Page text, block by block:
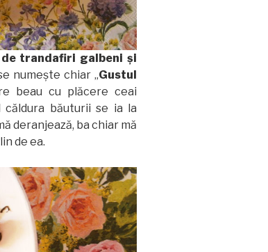
trandafiri galbeni şi
numeşte chiar „Gustul
beau cu plăcere ceai
băuturii se ia la
deranjează, ba chiar mă
de ea.